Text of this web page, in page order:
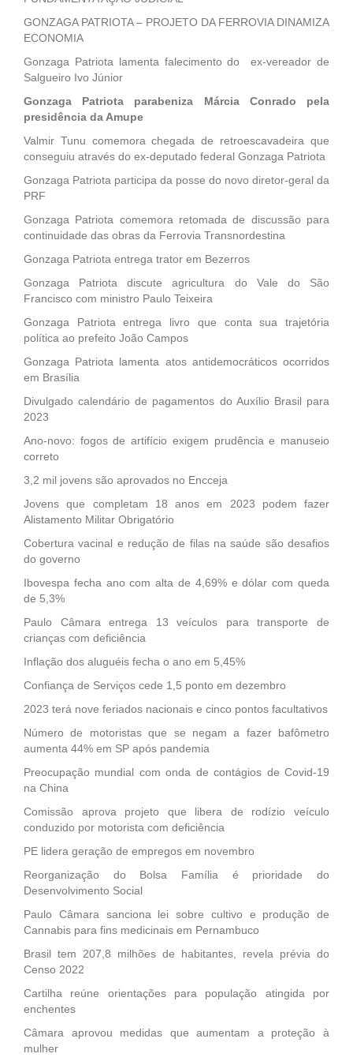
GONZAGA PATRIOTA – PROJETO DA FERROVIA DINAMIZA
ECONOMIA
Gonzaga Patriota lamenta falecimento do ex-vereador de
Salgueiro Ivo Júnior
Gonzaga Patriota parabeniza Márcia Conrado pela
presidência da Amupe
Valmir Tunu comemora chegada de retroescavadeira que
conseguiu através do ex-deputado federal Gonzaga Patriota
Gonzaga Patriota participa da posse do novo diretor-geral da
PRF
Gonzaga Patriota comemora retomada de discussão para
continuidade das obras da Ferrovia Transnordestina
Gonzaga Patriota entrega trator em Bezerros
Gonzaga Patriota discute agricultura do Vale do São
Francisco com ministro Paulo Teixeira
Gonzaga Patriota entrega livro que conta sua trajetória
política ao prefeito João Campos
Gonzaga Patriota lamenta atos antidemocráticos ocorridos
em Brasília
Divulgado calendário de pagamentos do Auxílio Brasil para
2023
Ano-novo: fogos de artifício exigem prudência e manuseio
correto
3,2 mil jovens são aprovados no Encceja
Jovens que completam 18 anos em 2023 podem fazer
Alistamento Militar Obrigatório
Cobertura vacinal e redução de filas na saúde são desafios
do governo
Ibovespa fecha ano com alta de 4,69% e dólar com queda
de 5,3%
Paulo Câmara entrega 13 veículos para transporte de
crianças com deficiência
Inflação dos aluguéis fecha o ano em 5,45%
Confiança de Serviços cede 1,5 ponto em dezembro
2023 terá nove feriados nacionais e cinco pontos facultativos
Número de motoristas que se negam a fazer bafômetro
aumenta 44% em SP após pandemia
Preocupação mundial com onda de contágios de Covid-19
na China
Comissão aprova projeto que libera de rodízio veículo
conduzido por motorista com deficiência
PE lidera geração de empregos em novembro
Reorganização do Bolsa Família é prioridade do
Desenvolvimento Social
Paulo Câmara sanciona lei sobre cultivo e produção de
Cannabis para fins medicinais em Pernambuco
Brasil tem 207,8 milhões de habitantes, revela prévia do
Censo 2022
Cartilha reúne orientações para população atingida por
enchentes
Câmara aprovou medidas que aumentam a proteção à
mulher